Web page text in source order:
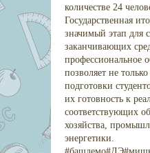
количестве 24
Государственная
значимый этап для
заканчивающих
профессиональное
позволяет не
подготовки
их готовность к
соответствующих
хозяйства,
энергетики.